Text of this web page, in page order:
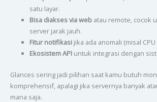
satu layar.
Bisa diakses via webatau remote, cocok
server jarak jauh.
Fitur notifikasijika ada anomali (misal
Ekosistem APIuntuk integrasi dengan
Glances sering jadi pilihan saat kamu butuh
komprehensif, apalagi jika servernya banyak
mana saja.